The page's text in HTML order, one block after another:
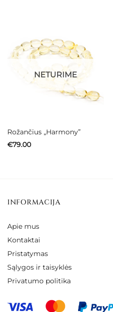
NETURIME
Rožančius „Harmony”
€79.00
INFORMACIJA
Apie mus
Kontaktai
Pristatymas
Sąlygos ir taisyklės
Privatumo politika